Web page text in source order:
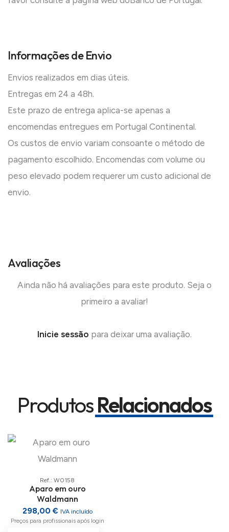
Informações de Envio
Envios realizados em dias úteis.
Entregas em 24 a 48h.
Este prazo de entrega aplica-se apenas a
encomendas entregues em Portugal Continental.
Os custos de envio variam consoante o método de
pagamento escolhido. Encomendas com volume ou
peso elevado podem requerer um custo adicional de
envio.
Avaliações
Ainda não há avaliações para este produto. Seja o
primeiro a avaliar!
Inicie sessão para deixar uma avaliação.
ProdutosRelacionados
Ref.: W0158
Aparo em ouro
Waldmann
298,00 € IVA incluído
Preços para profissionais após login